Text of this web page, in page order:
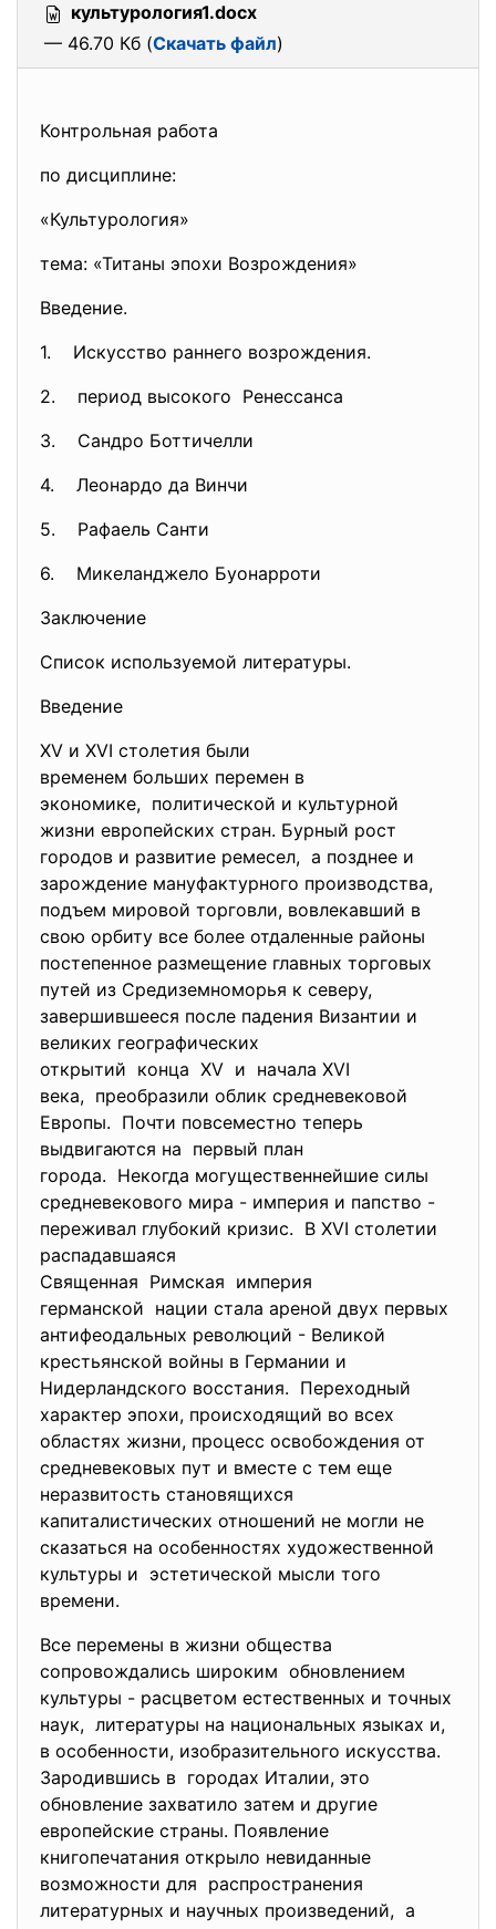
культурология1.docx
— 46.70 Кб (Скачать файл)
Контрольная работа
по дисциплине:
«Культурология»
тема: «Титаны эпохи Возрождения»
Введение.
1. Искусство раннего возрождения.
2. период высокого Ренессанса
3. Сандро Боттичелли
4. Леонардо да Винчи
5. Рафаель Санти
6. Микеланджело Буонарроти
Заключение
Список используемой литературы.
Введение
XV и XVI столетия были
временем больших перемен в
экономике, политической и культурной
жизни европейских стран. Бурный рост
городов и развитие ремесел, а позднее и
зарождение мануфактурного производства,
подъем мировой торговли, вовлекавший в
свою орбиту все более отдаленные районы
постепенное размещение главных торговых
путей из Средиземноморья к северу,
завершившееся после падения Византии и
великих географических
открытий конца XV и начала XVI
века, преобразили облик средневековой
Европы. Почти повсеместно теперь
выдвигаются на первый план
города. Некогда могущественнейшие силы
средневекового мира - империя и папство -
переживал глубокий кризис. В XVI столетии
распадавшаяся
Священная Римская империя
германской нации стала ареной двух первых
антифеодальных революций - Великой
крестьянской войны в Германии и
Нидерландского восстания. Переходный
характер эпохи, происходящий во всех
областях жизни, процесс освобождения от
средневековых пут и вместе с тем еще
неразвитость становящихся
капиталистических отношений не могли не
сказаться на особенностях художественной
культуры и эстетической мысли того
времени.
Все перемены в жизни общества
сопровождались широким обновлением
культуры - расцветом естественных и точных
наук, литературы на национальных языках и,
в особенности, изобразительного искусства.
Зародившись в городах Италии, это
обновление захватило затем и другие
европейские страны. Появление
книгопечатания открыло невиданные
возможности для распространения
литературных и научных произведений, а